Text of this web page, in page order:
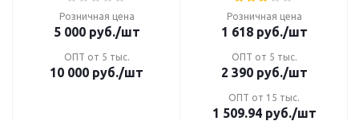
Розничная цена
5 000руб./шт
ОПТ от 5 тыс.
10 000 руб./шт
Розничная цена
1 618руб./шт
ОПТ от 5 тыс.
2 390руб./шт
ОПТ от 15 тыс.
1 509.94руб./шт